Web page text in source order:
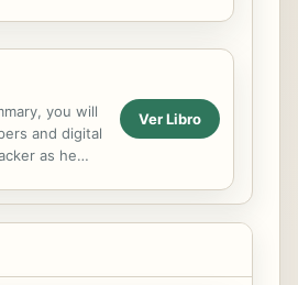
you will
and digital
as he
Ver Libro